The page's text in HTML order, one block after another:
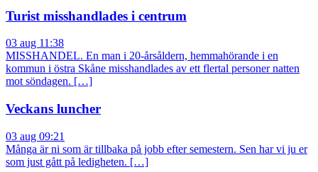
Turist misshandlades i centrum
03 aug 11:38
MISSHANDEL. En man i 20-årsåldern, hemmahörande i en
kommun i östra Skåne misshandlades av ett flertal personer natten
mot söndagen. […]
Veckans luncher
03 aug 09:21
Många är ni som är tillbaka på jobb efter semestern. Sen har vi ju er
som just gått på ledigheten. […]